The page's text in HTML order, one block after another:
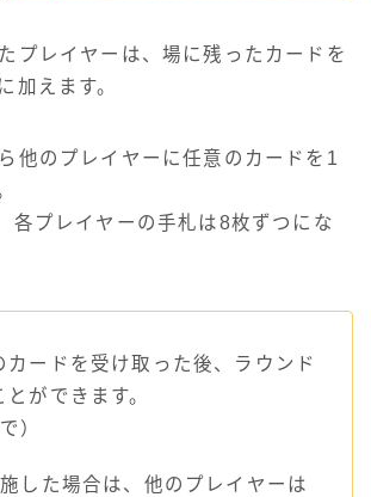
プレイヤーは、場に残ったカードを
加えます。
他のプレイヤーに任意のカードを1
各プレイヤーの手札は8枚ずつにな
カードを受け取った後、ラウンド
ができます。
）
した場合は、他のプレイヤーは